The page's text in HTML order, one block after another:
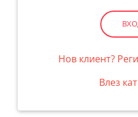
Нов клиент?
Влез